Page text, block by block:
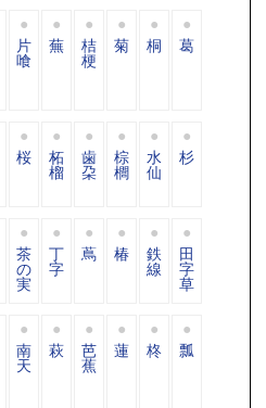
片
喰
蕪 桔
梗
菊 桐 葛
桜 柘
榴
歯
朶
棕
櫚
水
仙
杉
茶
の
実
丁
字
蔦 椿 鉄
線
田
字
草
南
天
萩 芭
蕉
蓮 柊 瓢